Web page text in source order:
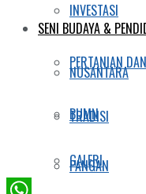
SENI BUDAYA &
NUSANTARA
TRADISI
GALERI
INVESTASI
PERTANIAN
BUMN
PANGAN